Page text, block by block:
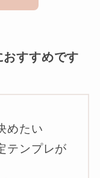
すすめです
めたい
テンプレが